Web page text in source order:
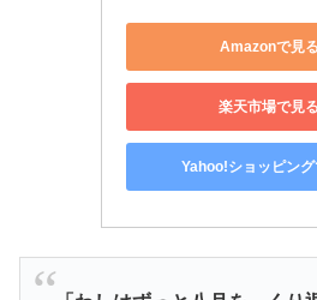
Amazonで見る
楽天市場で見る
Yahoo!ショッピング